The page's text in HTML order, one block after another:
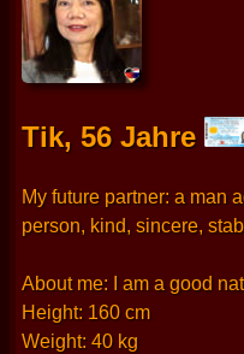
Tik, 56 Jahre
My future partner: a man
person, kind, sincere,
About me: I am a good
Height: 160 cm
Weight: 40 kg